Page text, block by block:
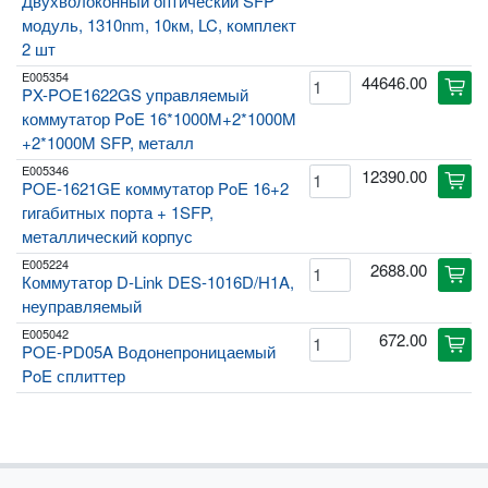
модуль, 1310nm, 10км, LC, комплект
2 шт
E005354
PX-POE1622GS управляемый
коммутатор PoE 16*1000M+2*1000M
+2*1000M SFP, металл
44646.00 cart
E005346
POE-1621GE коммутатор PoE 16+2
гигабитных порта + 1SFP,
металлический корпус
12390.00 cart
E005224
Коммутатор D-Link DES-1016D/H1A,
неуправляемый
2688.00 cart
E005042
POE-PD05A Водонепроницаемый
PoE сплиттер
672.00 cart